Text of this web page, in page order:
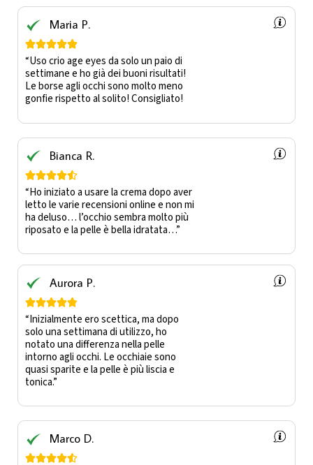
Maria P.

“Uso crio age eyes da solo un paio di
settimane e ho già dei buoni risultati!
Le borse agli occhi sono molto meno
gonfie rispetto al solito! Consigliato!
Bianca R.

“Ho iniziato a usare la crema dopo aver
letto le varie recensioni online e non mi
ha deluso… l’occhio sembra molto più
riposato e la pelle è bella idratata…”
Aurora P.

“Inizialmente ero scettica, ma dopo
solo una settimana di utilizzo, ho
notato una differenza nella pelle
intorno agli occhi. Le occhiaie sono
quasi sparite e la pelle è più liscia e
tonica.”
Marco D.
